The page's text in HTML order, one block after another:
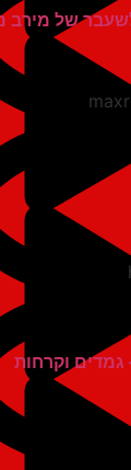
מירב מיכאלי
וקרחות